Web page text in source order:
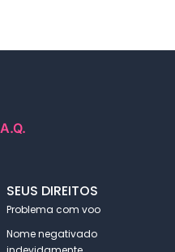
.
SEUS DIREITOS
Problema com voo
Nome negativado